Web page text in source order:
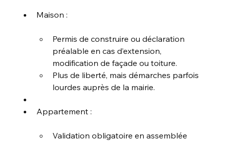
Maison :
Permis de construire ou déclaration
préalable en cas d’extension,
modification de façade ou toiture.
Plus de liberté, mais démarches parfois
lourdes auprès de la mairie.
Appartement :
Validation obligatoire en assemblée